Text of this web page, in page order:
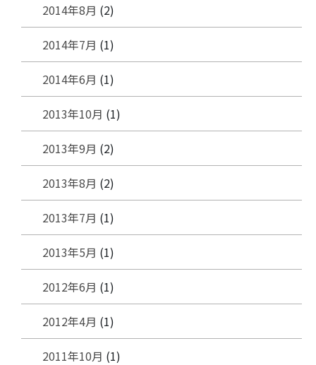
2014年8月 (2)
2014年7月 (1)
2014年6月 (1)
2013年10月 (1)
2013年9月 (2)
2013年8月 (2)
2013年7月 (1)
2013年5月 (1)
2012年6月 (1)
2012年4月 (1)
2011年10月 (1)